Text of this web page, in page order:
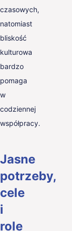
czasowych,
natomiast
bliskość
kulturowa
bardzo
pomaga
w
codziennej
współpracy.
Jasne
potrzeby,
cele
i
role